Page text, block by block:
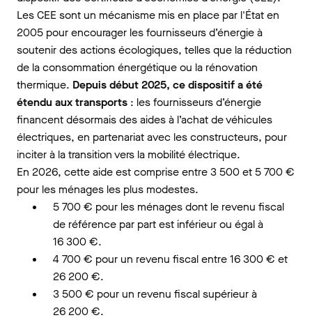
Les CEE sont un mécanisme mis en place par l'État en
2005 pour encourager les fournisseurs d’énergie à
soutenir des actions écologiques, telles que la réduction
de la consommation énergétique ou la rénovation
thermique. Depuis début 2025, ce dispositif a été
étendu aux transports : les fournisseurs d’énergie
financent désormais des aides à l’achat de véhicules
électriques, en partenariat avec les constructeurs, pour
inciter à la transition vers la mobilité électrique.
En 2026, cette aide est comprise entre 3 500 et 5 700 €
pour les ménages les plus modestes.
5 700 € pour les ménages dont le revenu fiscal
de référence par part est inférieur ou égal à
16 300 €.
4 700 € pour un revenu fiscal entre 16 300 € et
26 200 €.
3 500 € pour un revenu fiscal supérieur à
26 200 €.